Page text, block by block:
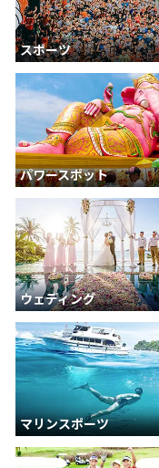
スポーツ
パワースポット
ウェディング
マリンスポーツ